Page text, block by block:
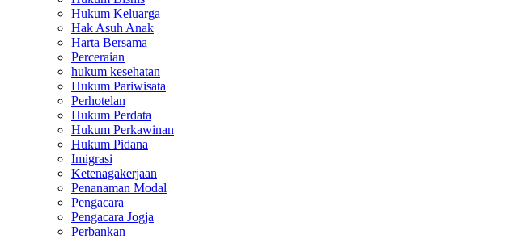
Hukum Keluarga
Hak Asuh Anak
Harta Bersama
Perceraian
hukum kesehatan
Hukum Pariwisata
Perhotelan
Hukum Perdata
Hukum Perkawinan
Hukum Pidana
Imigrasi
Ketenagakerjaan
Penanaman Modal
Pengacara
Pengacara Jogja
Perbankan